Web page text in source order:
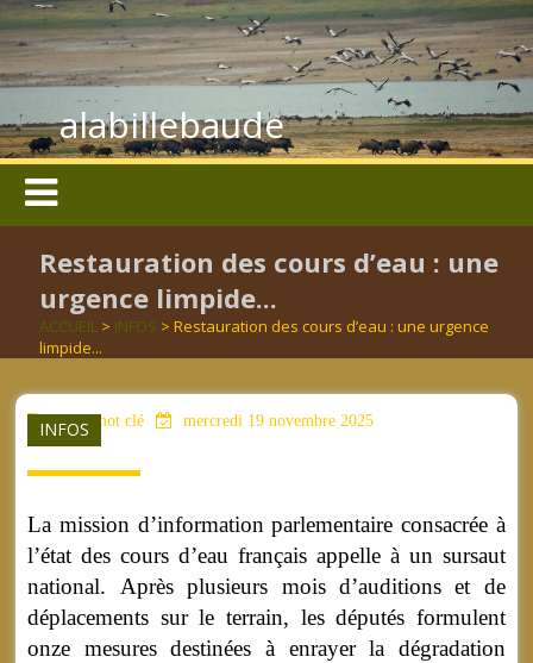
alabillebaude
Restauration des cours d’eau : une
urgence limpide...
ACCUEIL > INFOS > Restauration des cours d’eau : une urgence
limpide...
INFOS
aucun mot clé mercredi 19 novembre 2025
La mission d’information parlementaire consacrée à
l’état des cours d’eau français appelle à un sursaut
national. Après plusieurs mois d’auditions et de
déplacements sur le terrain, les députés formulent
onze mesures destinées à enrayer la dégradation